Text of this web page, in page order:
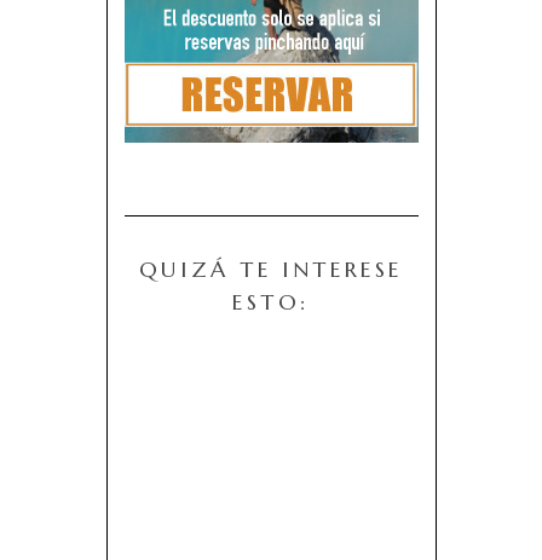
QUIZÁ TE INTERESE
ESTO: